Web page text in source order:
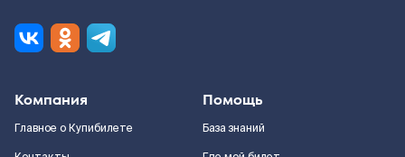
Компания
Главное о Купибилете
Помощь
База знаний